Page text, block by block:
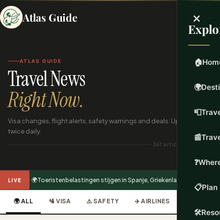
Atlas Guide ×
🏠
🌍
📮
📰
❓
📋Plan
🛠️
ATLAS GUIDE
Travel News
Right Now.
Visa changes, flight alerts, safety warnings and deals. Updated
twice daily.
361 articles indexed
LIVE 🌍Toeristenbelastingen stijgen in Spanje, Griekenland en Portugal
🌍 ALL 🛂 VISA ⚠️ SAFETY ✈️ AIRLINES